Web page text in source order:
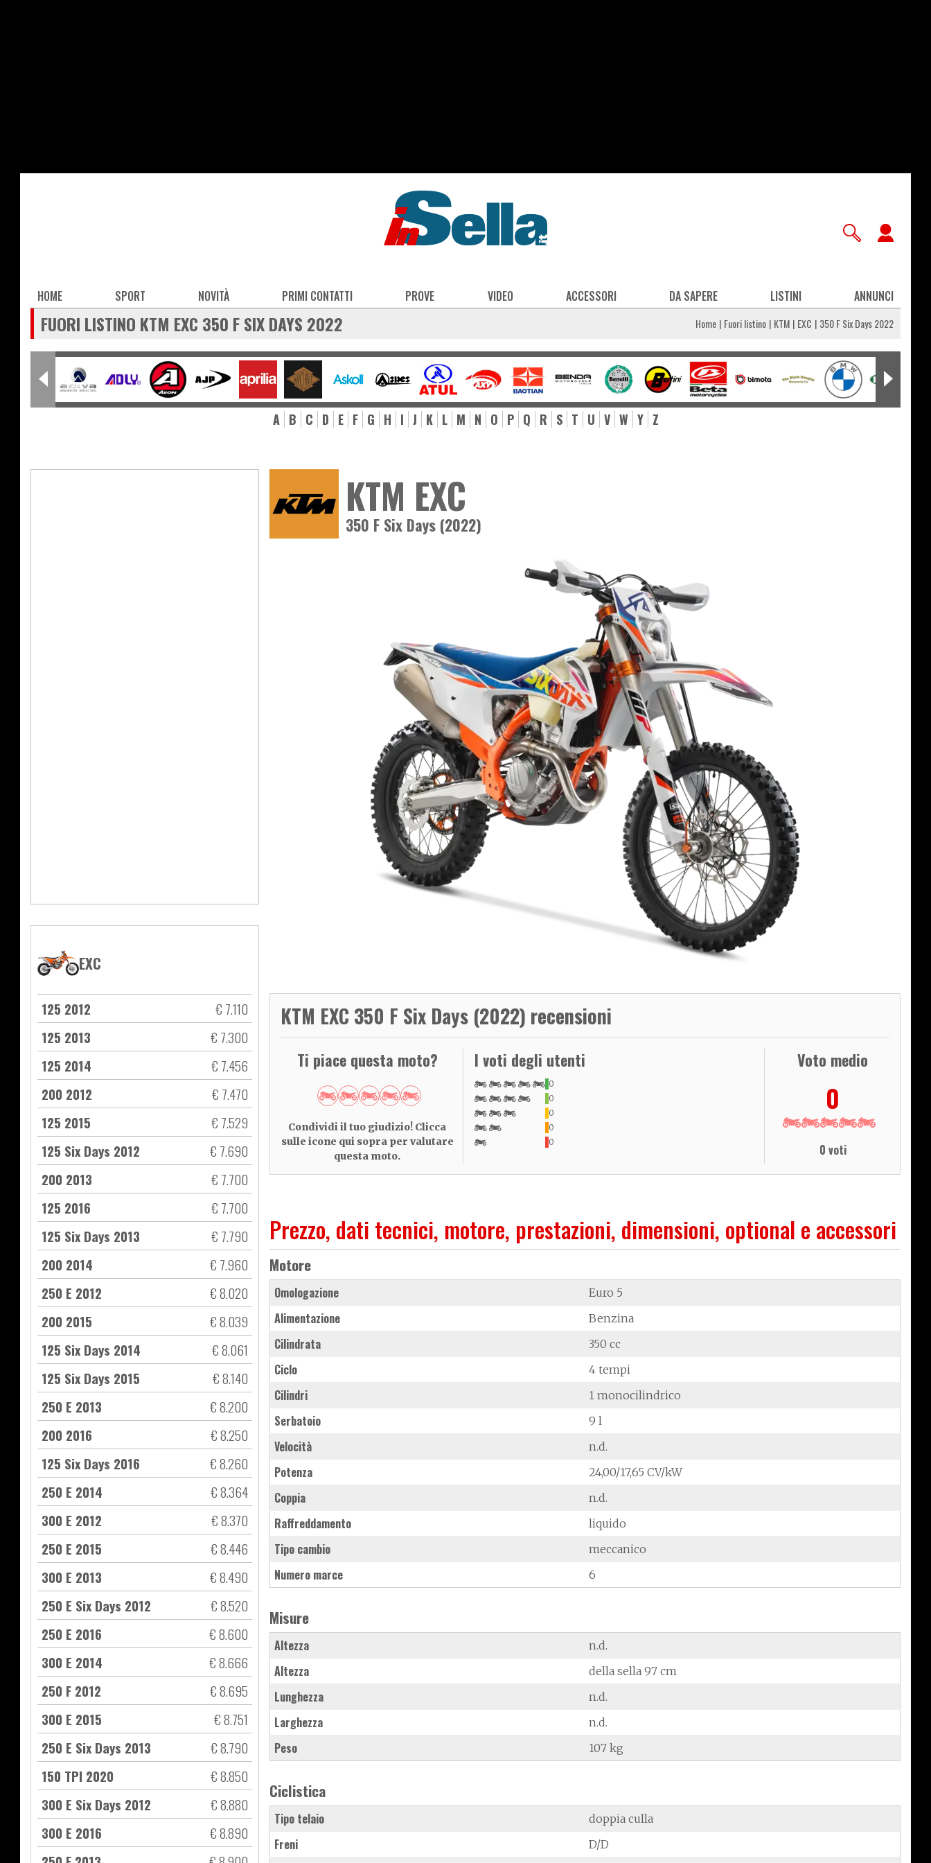
Main
navigation
HOME SPORT NOVITÀ PRIMI CONTATTI PROVE VIDEO ACCESSORI DA SAPERE LISTINI ANNUNCI
FUORI LISTINO KTM EXC 350 F SIX DAYS 2022 Home Fuori listino KTM EXC 350 F Six Days 2022
A B C D E F G H I J K L M N O P Q R S T U V W Y Z
EXC
125 2012
€ 7.110
125 2013
€ 7.300
125 2014
€ 7.456
200 2012
€ 7.470
125 2015
€ 7.529
125 Six Days 2012
€ 7.690
200 2013
€ 7.700
125 2016
€ 7.700
125 Six Days 2013
€ 7.790
200 2014
€ 7.960
250 E 2012
€ 8.020
200 2015
€ 8.039
125 Six Days 2014
€ 8.061
125 Six Days 2015
€ 8.140
250 E 2013
€ 8.200
200 2016
€ 8.250
125 Six Days 2016
€ 8.260
250 E 2014
€ 8.364
300 E 2012
€ 8.370
250 E 2015
€ 8.446
300 E 2013
€ 8.490
250 E Six Days 2012
€ 8.520
250 E 2016
€ 8.600
300 E 2014
€ 8.666
250 F 2012
€ 8.695
300 E 2015
€ 8.751
250 E Six Days 2013
€ 8.790
150 TPI 2020
€ 8.850
300 E Six Days 2012
€ 8.880
300 E 2016
€ 8.890
KTM EXC
350 F Six Days (2022)
KTM EXC 350 F Six Days (2022) recensioni
Ti piace questa moto?
Condividi il tuo giudizio! Clicca
sulle icone qui sopra per valutare
questa moto.
I voti degli utenti
0
0
0
0
0
Voto medio
0
0 voti
Prezzo, dati tecnici, motore, prestazioni, dimensioni, optional e accessori
Motore
Omologazione Euro 5
Alimentazione Benzina
Cilindrata 350 cc
Ciclo 4 tempi
Cilindri 1 monocilindrico
Serbatoio 9 l
Velocità n.d.
Potenza 24,00/17,65 CV/kW
Coppia n.d.
Raffreddamento liquido
Tipo cambio meccanico
Numero marce 6
Misure
Altezza n.d.
Altezza della sella 97 cm
Lunghezza n.d.
Larghezza n.d.
Peso 107 kg
Ciclistica
Tipo telaio doppia culla
Freni D/D